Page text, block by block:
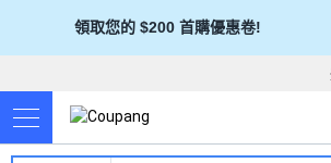
領取您的 $200 首購優惠卷!